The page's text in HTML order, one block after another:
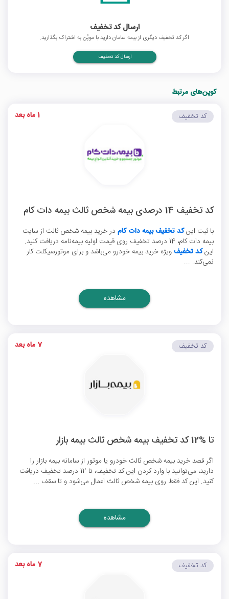
ارسال کد تخفیف
اگر کد تخفیف دیگری از بیمه سامان دارید با موپُن به اشتراک بگذارید.
ارسال کد تخفیف
کوپن‌های مرتبط
کد تخفیف 14 درصدی بیمه شخص ثالث بیمه دات کام
با ثبت اینکد تخفیف بیمه دات کام در خرید بیمه شخص ثالث از سایت
بیمه دات کام، 14 درصد تخفیف روی قیمت اولیه بیمه‌نامه دریافت کنید.
اینکد تخفیفویژه خرید بیمه خودرو می‌باشد و برای موتورسیکلت کار
نمی‌کند. ...
کد تخفیف 1 ماه بعد
مشاهده
تا %12 کد تخفیف بیمه شخص ثالث بیمه بازار
اگر قصد خرید بیمه شخص ثالث خودرو یا موتور از سامانه بیمه بازار را
دارید، می‌توانید با وارد کردن این کد تخفیف، تا 12 درصد تخفیف دریافت
کنید. این کد فقط روی بیمه شخص ثالث اعمال می‌شود و تا سقف ...
کد تخفیف 7 ماه بعد
مشاهده
کد تخفیف 7 ماه بعد